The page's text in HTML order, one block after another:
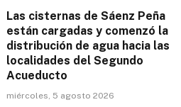
Las cisternas de Sáenz Peña
están cargadas y comenzó la
distribución de agua hacia las
localidades del Segundo
Acueducto
miércoles, 5 agosto 2026